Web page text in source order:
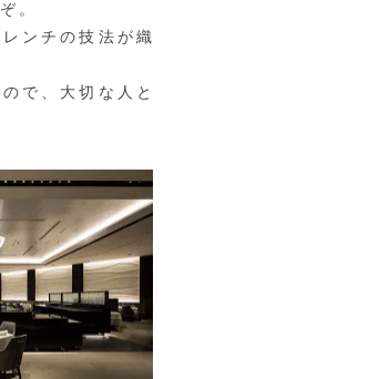
。
ンチの技法が織
で、大切な人と